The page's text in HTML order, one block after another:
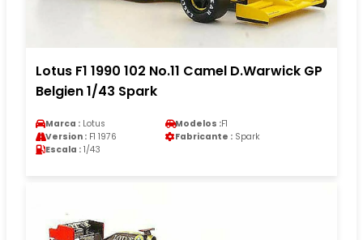
Lotus F1 1990 102 No.11 Camel D.Warwick GP
Belgien 1/43 Spark
Marca : Lotus Modelos :F1
Version : F1 1976 Fabricante : Spark
Escala : 1/43